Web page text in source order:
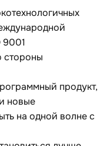
9001
стороны
продукт,
новые
на одной волне с